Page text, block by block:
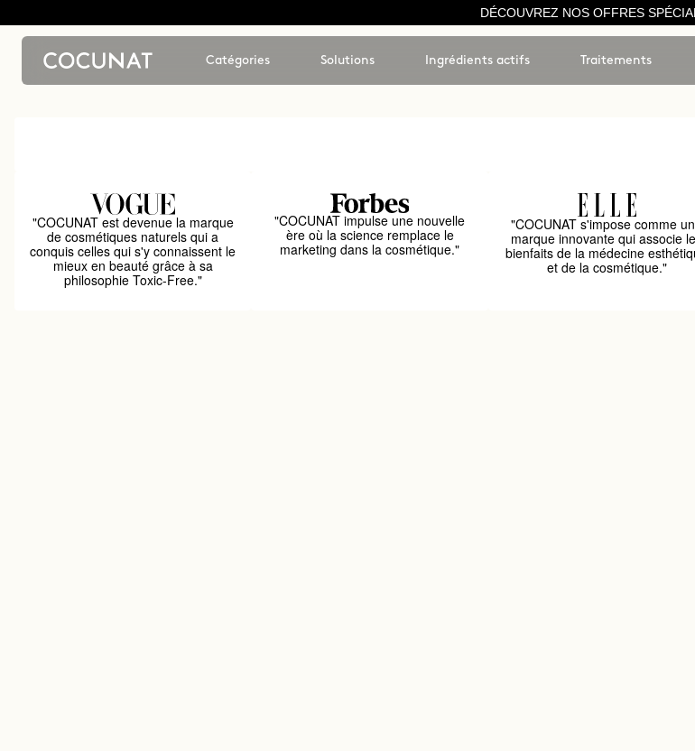
DÉCOUVREZ NOS OFFRES
Catégories Solutions Ingrédients actifs Traitements
"COCUNAT est devenue la marque
de cosmétiques naturels qui a
conquis celles qui s'y connaissent le
mieux en beauté grâce à sa
philosophie Toxic-Free."
"COCUNAT impulse une nouvelle
ère où la science remplace le
marketing dans la cosmétique."
"COCUNAT s'impose comme
marque innovante qui associe
bienfaits de la médecine
et de la cosmétique."